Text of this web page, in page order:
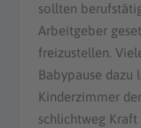
sollten
Arbeitgeber
freizustellen.
Babypause dazu
Kinderzimmer
schlichtweg Kraft